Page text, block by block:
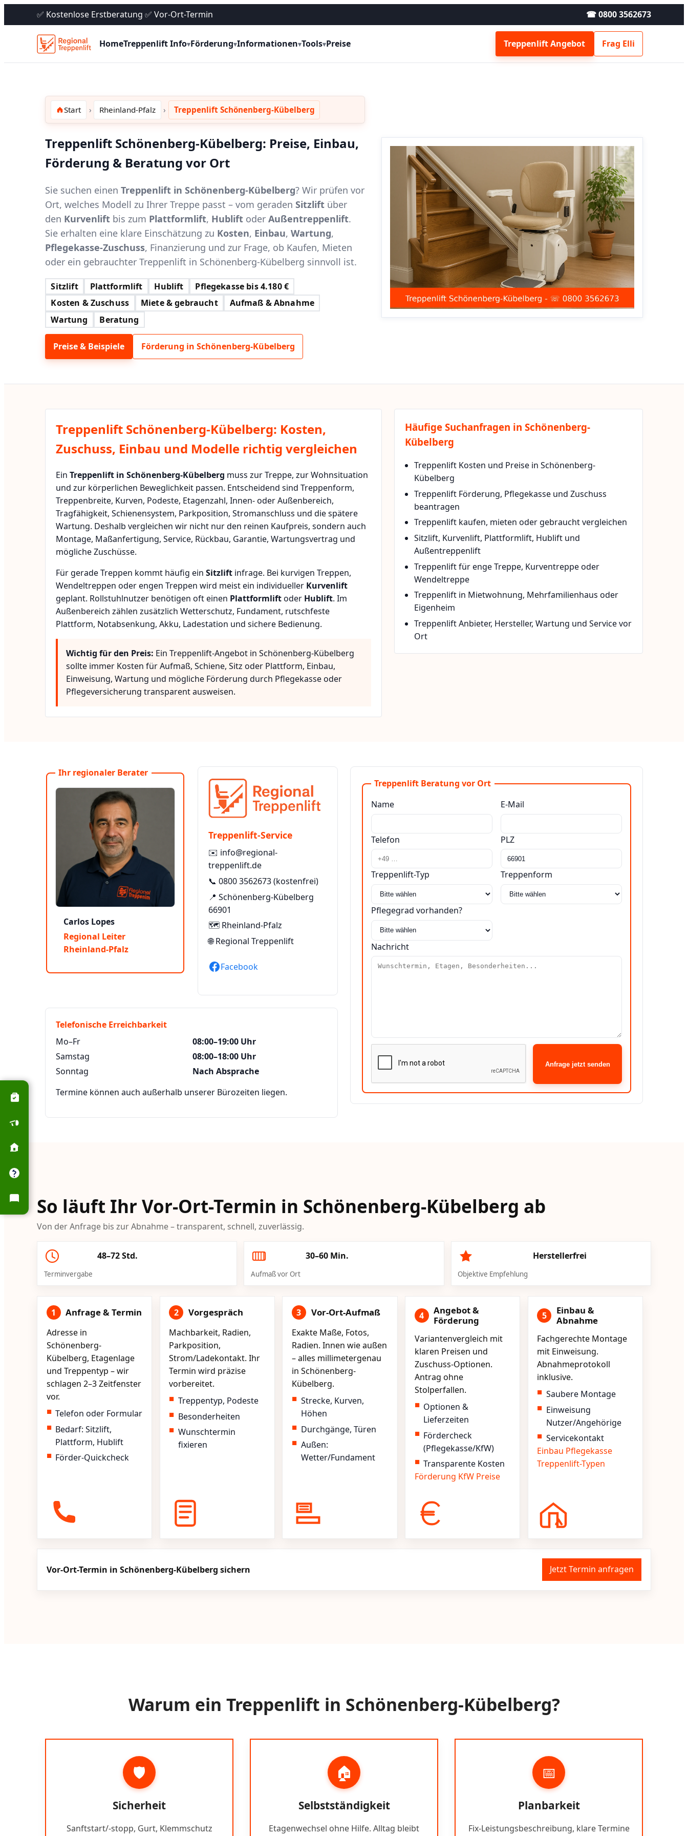
✅ Kostenlose Erstberatung ✅ Vor-Ort-Termin ☎ 0800 3562673
HomeTreppenlift Info▾Förderung▾Informationen▾Tools▾Preise Treppenlift Angebot Frag Elli
Start Rheinland-Pfalz Treppenlift Schönenberg-Kübelberg
Treppenlift Schönenberg-Kübelberg: Preise, Einbau,
Förderung & Beratung vor Ort
Sie suchen einen Treppenlift in Schönenberg-Kübelberg? Wir prüfen vor
Ort, welches Modell zu Ihrer Treppe passt – vom geraden Sitzlift über
den Kurvenlift bis zum Plattformlift, Hublift oder Außentreppenlift.
Sie erhalten eine klare Einschätzung zu Kosten, Einbau, Wartung,
Pflegekasse-Zuschuss, Finanzierung und zur Frage, ob Kaufen, Mieten
oder ein gebrauchter Treppenlift in Schönenberg-Kübelberg sinnvoll ist.
Sitzlift Plattformlift Hublift
Pflegekasse bis 4.180 €
Kosten & Zuschuss
Miete & gebraucht
Aufmaß & Abnahme
Wartung
Beratung
Preise & Beispiele Förderung in Schönenberg-Kübelberg
Treppenlift Schönenberg-Kübelberg: Kosten,
Zuschuss, Einbau und Modelle richtig vergleichen
Ein Treppenlift in Schönenberg-Kübelberg muss zur Treppe, zur Wohnsituation
und zur körperlichen Beweglichkeit passen. Entscheidend sind Treppenform,
Treppenbreite, Kurven, Podeste, Etagenzahl, Innen- oder Außenbereich,
Tragfähigkeit, Schienensystem, Parkposition, Stromanschluss und die spätere
Wartung. Deshalb vergleichen wir nicht nur den reinen Kaufpreis, sondern auch
Montage, Maßanfertigung, Service, Rückbau, Garantie, Wartungsvertrag und
mögliche Zuschüsse.
Für gerade Treppen kommt häufig ein Sitzlift infrage. Bei kurvigen Treppen,
Wendeltreppen oder engen Treppen wird meist ein individueller Kurvenlift
geplant. Rollstuhlnutzer benötigen oft einen Plattformliftoder Hublift. Im
Außenbereich zählen zusätzlich Wetterschutz, Fundament, rutschfeste
Plattform, Notabsenkung, Akku, Ladestation und sichere Bedienung.
Wichtig für den Preis: Ein Treppenlift-Angebot in Schönenberg-Kübelberg
sollte immer Kosten für Aufmaß, Schiene, Sitz oder Plattform, Einbau,
Einweisung, Wartung und mögliche Förderung durch Pflegekasse oder
Pflegeversicherung transparent ausweisen.
Häufige Suchanfragen in Schönenberg-
Kübelberg
Treppenlift Kosten und Preise in Schönenberg-
Kübelberg
Treppenlift Förderung, Pflegekasse und Zuschuss
beantragen
Treppenlift kaufen, mieten oder gebraucht vergleichen
Sitzlift, Kurvenlift, Plattformlift, Hublift und
Außentreppenlift
Treppenlift für enge Treppe, Kurventreppe oder
Wendeltreppe
Treppenlift in Mietwohnung, Mehrfamilienhaus oder
Eigenheim
Treppenlift Anbieter, Hersteller, Wartung und Service vor
Ort
Ihr regionaler Berater
Carlos Lopes
Regional Leiter
Rheinland-Pfalz
Treppenlift-Service
✉️ info@regional-
treppenlift.de
📞 0800 3562673(kostenfrei)
📍 Schönenberg-Kübelberg
66901
🗺️ Rheinland-Pfalz
🌐Regional Treppenlift
Facebook
Telefonische Erreichbarkeit
Mo–Fr
08:00–19:00 Uhr
Samstag
08:00–18:00 Uhr
Sonntag
Nach Absprache
Termine können auch außerhalb unserer Bürozeiten liegen.
Treppenlift Beratung vor Ort
Name
E-Mail
Telefon PLZ
Treppenlift-Typ Treppenform
Pflegegrad vorhanden?
Nachricht
Anfrage jetzt senden
So läuft Ihr Vor-Ort-Termin in Schönenberg-Kübelberg ab
Von der Anfrage bis zur Abnahme – transparent, schnell, zuverlässig.
48–72 Std.
Terminvergabe
30–60 Min.
Aufmaß vor Ort
Herstellerfrei
Objektive Empfehlung
1 Anfrage & Termin
Adresse in
Schönenberg-
Kübelberg, Etagenlage
und Treppentyp – wir
schlagen 2–3 Zeitfenster
vor.
Telefon oder Formular
Bedarf: Sitzlift,
Plattform, Hublift
Förder-Quickcheck
2 Vorgespräch
Machbarkeit, Radien,
Parkposition,
Strom/Ladekontakt. Ihr
Termin wird präzise
vorbereitet.
Treppentyp, Podeste
Besonderheiten
Wunschtermin
fixieren
3 Vor-Ort-Aufmaß
Exakte Maße, Fotos,
Radien. Innen wie außen
– alles millimetergenau
in Schönenberg-
Kübelberg.
Strecke, Kurven,
Höhen
Durchgänge, Türen
Außen:
Wetter/Fundament
4
Angebot &
Förderung
Variantenvergleich mit
klaren Preisen und
Zuschuss-Optionen.
Antrag ohne
Stolperfallen.
Optionen &
Lieferzeiten
Fördercheck
(Pflegekasse/KfW)
Transparente Kosten
Förderung KfW Preise
5
Einbau &
Abnahme
Fachgerechte Montage
mit Einweisung.
Abnahmeprotokoll
inklusive.
Saubere Montage
Einweisung
Nutzer/Angehörige
Servicekontakt
Einbau Pflegekasse
Treppenlift-Typen
Vor-Ort-Termin in Schönenberg-Kübelberg sichern Jetzt Termin anfragen
Warum ein Treppenlift in Schönenberg-Kübelberg?
🛡️
Sicherheit
Sanftstart/-stopp, Gurt, Klemmschutz
🏠
Selbstständigkeit
Etagenwechsel ohne Hilfe. Alltag bleibt
📅
Planbarkeit
Fix-Leistungsbeschreibung, klare Termine